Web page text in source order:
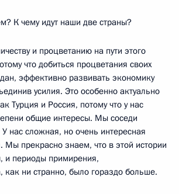
К чему идут наши две страны?
и процветанию на пути этого
что добиться процветания своих
эффективно развивать экономику
усилия. Это особенно актуально
Турция и Россия, потому что у нас
общие интересы. Мы соседи
нас сложная, но очень интересная
Мы прекрасно знаем, что в этой истории
и периоды примирения,
как ни странно, было гораздо больше.